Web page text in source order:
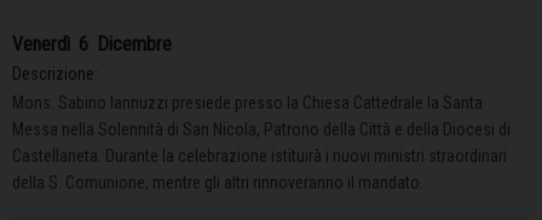
Venerdì 6 Dicembre
Descrizione:
Mons. Sabino Iannuzzi presiede presso la Chiesa Cattedrale la Santa
Messa nella Solennità di San Nicola, Patrono della Città e della Diocesi di
Castellaneta. Durante la celebrazione istituirà i nuovi ministri straordinari
della S. Comunione, mentre gli altri rinnoveranno il mandato.